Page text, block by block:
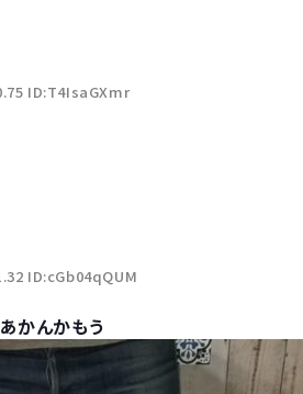
ID:T4IsaGXmr
ID:cGb04qQUM
かんかもう